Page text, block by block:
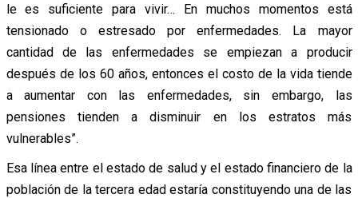
le es suficiente para vivir… En muchos momentos está
tensionado o estresado por enfermedades. La mayor
cantidad de las enfermedades se empiezan a producir
después de los 60 años, entonces el costo de la vida tiende
a aumentar con las enfermedades, sin embargo, las
pensiones tienden a disminuir en los estratos más
vulnerables”.
Esa línea entre el estado de salud y el estado financiero de la
población de la tercera edad estaría constituyendo una de las